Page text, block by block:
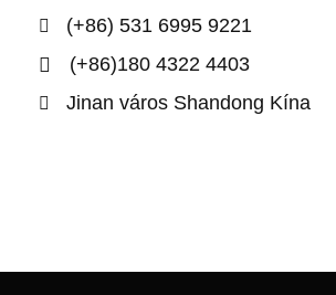
(+86) 531 6995 9221
(+86)180 4322 4403
Jinan város Shandong Kína